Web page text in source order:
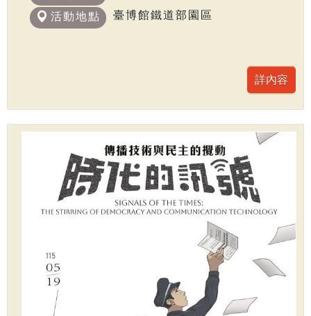
活動地點 臺博館鐵道部園區